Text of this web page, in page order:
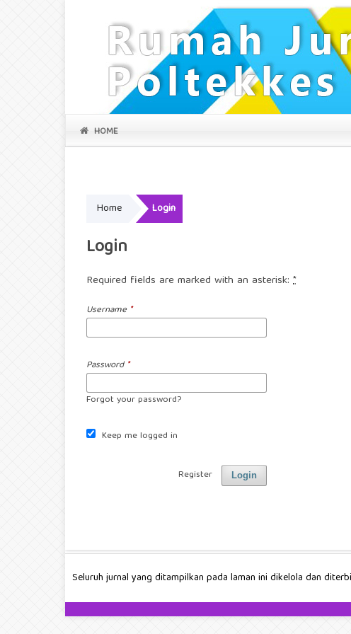
HOME
Home Login
Login
Required fields are marked with an asterisk: *
Username *
Password *
Forgot your password?
Keep me logged in
Login
Register
Seluruh jurnal yang ditampilkan pada laman ini dikelola dan